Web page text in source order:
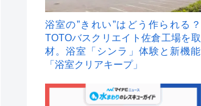
浴室の”きれい”はどう作られる？
TOTOバスクリエイト佐倉工場を取
材。浴室「シンラ」体験と新機能
「浴室クリアキープ」